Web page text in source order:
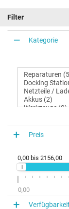
Filter
Kategorie
Preis
0,00 bis 2156,00
0,00
Verfügbarkeit